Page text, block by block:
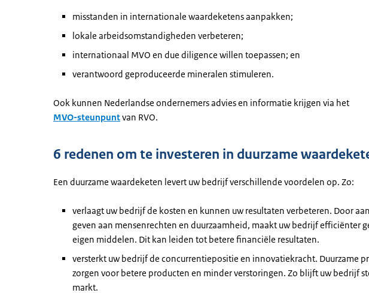
misstanden in internationale waardeketens aanpakken;
lokale arbeidsomstandigheden verbeteren;
internationaal MVO en due diligence willen toepassen; en
verantwoord geproduceerde mineralen stimuleren.
Ook kunnen Nederlandse ondernemers advies en informatie krijgen via het
MVO-steunpuntvan RVO.
6 redenen om te investeren in duurzame
Een duurzame waardeketen levert uw bedrijf verschillende voordelen op. Zo:
verlaagt uw bedrijf de kosten en kunnen uw resultaten verbeteren. Door
geven aan mensenrechten en duurzaamheid, maakt uw bedrijf efficiënter
eigen middelen. Dit kan leiden tot betere financiële resultaten.
versterkt uw bedrijf de concurrentiepositie en innovatiekracht. Duurzame
zorgen voor betere producten en minder verstoringen. Zo blijft uw bedrijf
markt.